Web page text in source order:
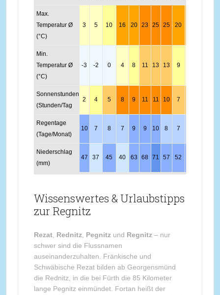
Max.
Temperatur Ø
(°C)
3 5 10 16 20 23 25 25 20
Min.
Temperatur Ø
(°C)
-3 -2 0 4 8 11 13 13 9
Sonnenstunden
(Stunden/Tag
2 4 5 8 9 11 11 10 7
Regentage
(Tage/Monat)
10 7 8 7 9 9 10 8 7
Niederschlag
(mm)
47 37 45 40 63 68 71 57 52
Wissenswertes & Urlaubstipps
zur Regnitz
Rezat, Rednitz Pegnitz und Regnitz – nur
schwer sind die Flussnamen
auseinanderzuhalten. Fränkische und
Schwäbische Rezat bilden ab Georgensmünd
die Rednitz, in die bei Fürth die 85 Kilometer
lange Pegnitz einmündet. Fortan heißt der